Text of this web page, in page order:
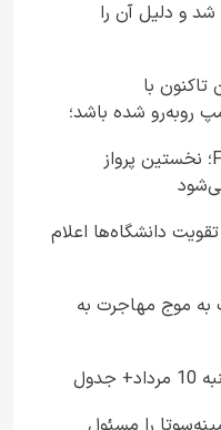
ایران شد و دلیل آن را
با
روبه‌رو شده باشد؛
جنگنده نسل ششم آمریکا F-۴۷؛ نخستین پرواز
دانشگاه‌ها اعلام
به موج مهاجرت به